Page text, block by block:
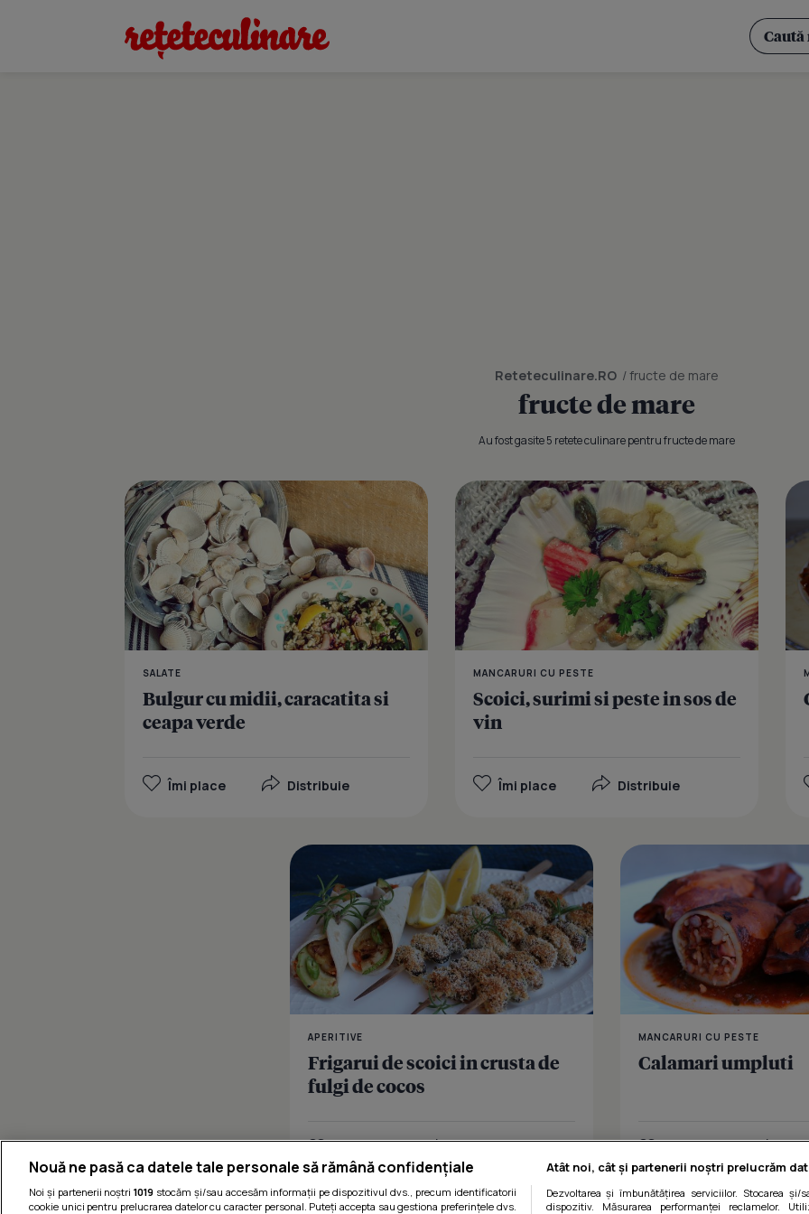
Reteteculinare.RO / fructe de mare
fructe de mare
Au fost gasite 5 retete culinare pentru fructe de mare
SALATE
Bulgur cu midii, caracatita si
ceapa verde
Îmi place Distribuie
Bulgur cu
MANCARURI CU PESTE
Scoici, surimi si peste in sos de
vin
Îmi place Distribuie
APERITIVE
Frigarui de scoici in crusta de
fulgi de cocos
MANCARURI CU PESTE
Calamari umpluti
Nouă ne pasă ca datele tale personale să rămână confidențiale
Noi și partenerii noștri1019 stocăm și/sau accesăm informații pe dispozitivul dvs., precum identificatorii
cookie unici pentru prelucrarea datelor cu caracter personal. Puteți accepta sau gestiona preferințele dvs.
Atât noi, cât și partenerii noștri prelucrăm
Dezvoltarea și îmbunătățirea serviciilor. Stocarea
dispozitiv. Măsurarea performanței reclamelor.